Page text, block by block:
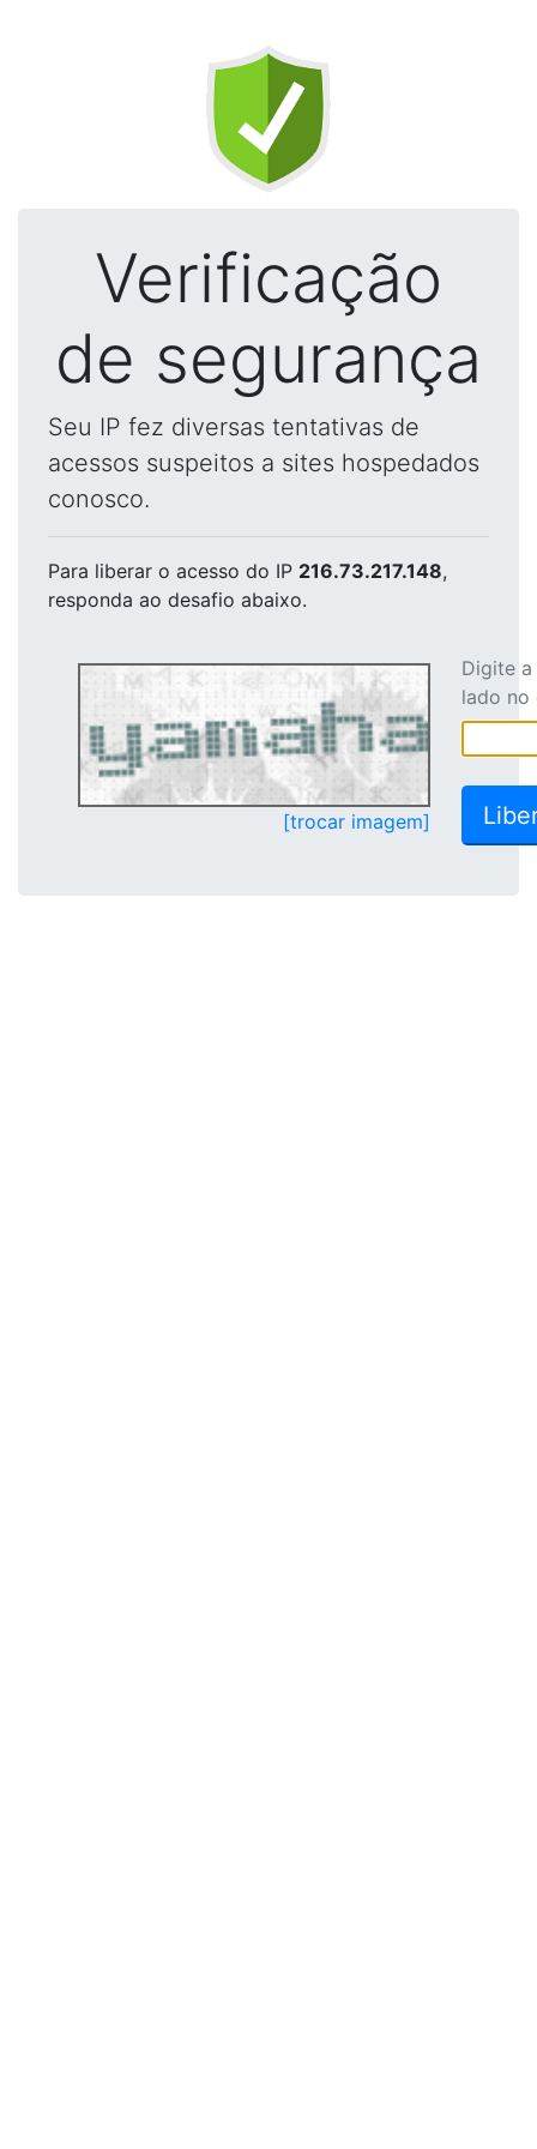
Verificação
de segurança
Seu IP fez diversas tentativas de
acessos suspeitos a sites hospedados
conosco.
Para liberar o acesso do IP 216.73.217.148,
responda ao desafio abaixo.
[trocar imagem]
Digite
lado no